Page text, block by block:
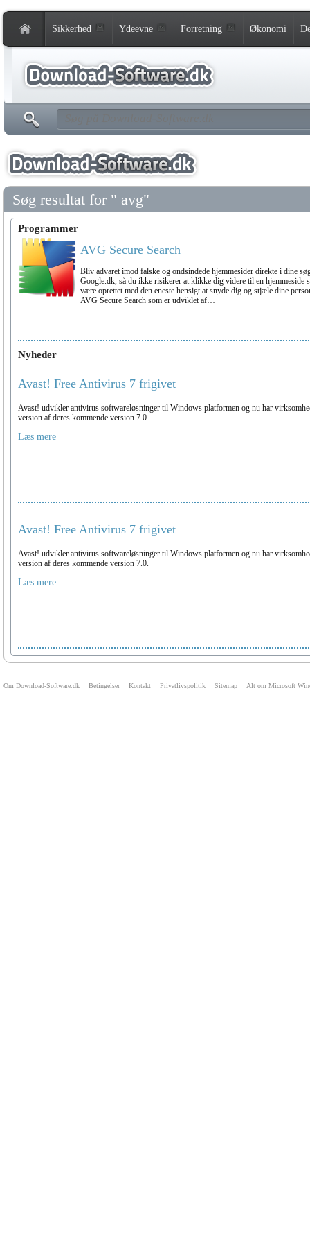
Sikkerhed Ydeevne Forretning Økonomi
Søg resultat for " avg"
Programmer
AVG Secure Search
Bliv advaret imod falske og ondsindede hjemmesider direkte i dine
Google.dk, så du ikke risikerer at klikke dig videre til en hjemmeside
være oprettet med den eneste hensigt at snyde dig og stjæle dine
AVG Secure Search som er udviklet af…
Nyheder
Avast! Free Antivirus 7 frigivet
Avast! udvikler antivirus softwareløsninger til Windows platformen og nu har
version af deres kommende version 7.0.
Læs mere
Avast! Free Antivirus 7 frigivet
Avast! udvikler antivirus softwareløsninger til Windows platformen og nu har
version af deres kommende version 7.0.
Læs mere
Om Download-Software.dk Betingelser Kontakt Privatlivspolitik Sitemap Alt om Microsoft